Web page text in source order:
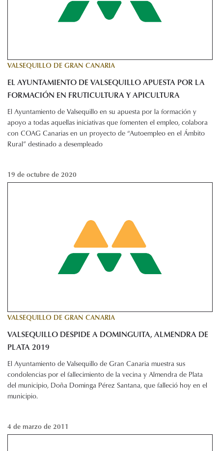
VALSEQUILLO DE GRAN CANARIA
EL AYUNTAMIENTO DE VALSEQUILLO APUESTA POR LA
FORMACIÓN EN FRUTICULTURA Y APICULTURA
El Ayuntamiento de Valsequillo en su apuesta por la formación y
apoyo a todas aquellas iniciativas que fomenten el empleo, colabora
con COAG Canarias en un proyecto de “Autoempleo en el Ámbito
Rural” destinado a desempleado
19 de octubre de 2020
VALSEQUILLO DE GRAN CANARIA
VALSEQUILLO DESPIDE A DOMINGUITA, ALMENDRA DE
PLATA 2019
El Ayuntamiento de Valsequillo de Gran Canaria muestra sus
condolencias por el fallecimiento de la vecina y Almendra de Plata
del municipio, Doña Dominga Pérez Santana, que falleció hoy en el
municipio.
4 de marzo de 2011